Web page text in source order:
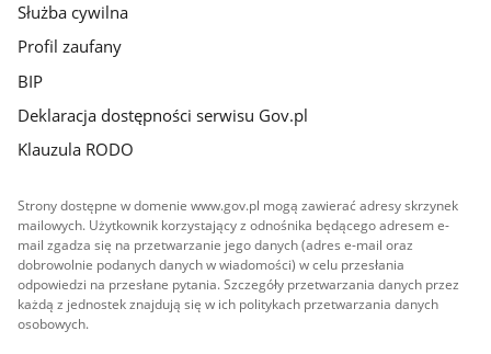
Służba cywilna
Profil zaufany
BIP
Deklaracja dostępności serwisu Gov.pl
Klauzula RODO
Strony dostępne w domenie www.gov.pl mogą zawierać adresy skrzynek
mailowych. Użytkownik korzystający z odnośnika będącego adresem e-
mail zgadza się na przetwarzanie jego danych (adres e-mail oraz
dobrowolnie podanych danych w wiadomości) w celu przesłania
odpowiedzi na przesłane pytania. Szczegóły przetwarzania danych przez
każdą z jednostek znajdują się w ich politykach przetwarzania danych
osobowych.